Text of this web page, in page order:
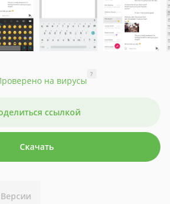
на вирусы
?
ссылкой
Скачать
Версии